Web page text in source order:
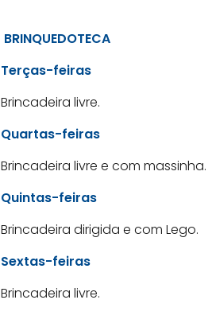
BRINQUEDOTECA
Terças-feiras
Brincadeira livre.
Quartas-feiras
Brincadeira livre e com massinha.
Quintas-feiras
Brincadeira dirigida e com Lego.
Sextas-feiras
Brincadeira livre.